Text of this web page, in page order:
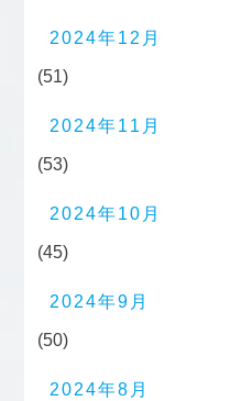
2024年12月
(51)
2024年11月
(53)
2024年10月
(45)
2024年9月
(50)
2024年8月